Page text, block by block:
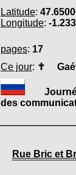
Latitude:
Longitude: -
pages: 17
Ce jour: ✝
des
Rue Bric et